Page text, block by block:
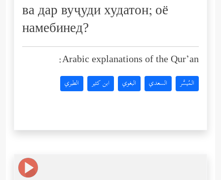
ва дар вуҷуди худатон; оё
намебинед?
Arabic explanations of the Qur’an:
المُيسَّر السعدي البغوي ابن كثير الطبري